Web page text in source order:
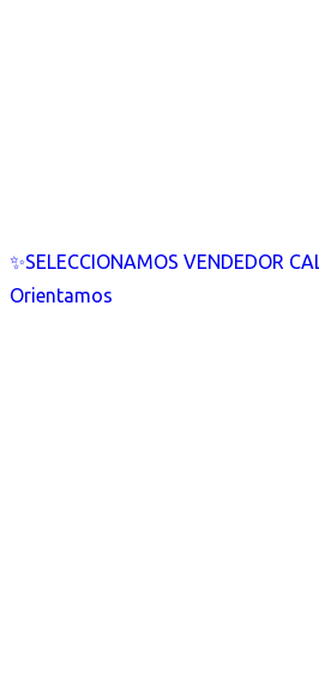
✨SELECCIONAMOS VENDEDOR
Orientamos